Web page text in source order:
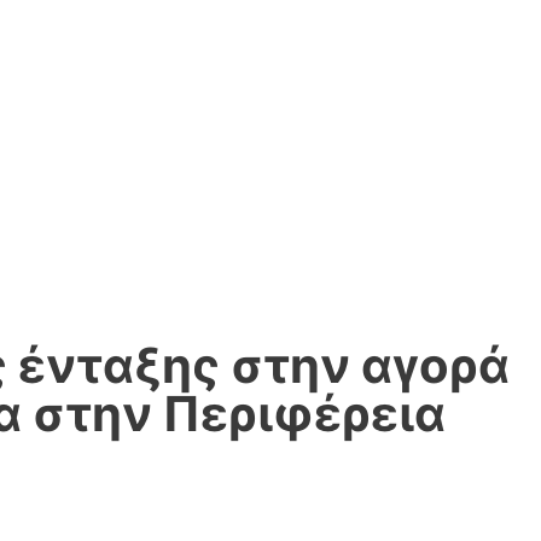
στην αγορά
στην Περιφέρεια